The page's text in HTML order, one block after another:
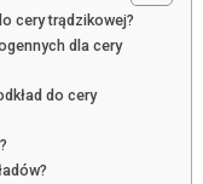
cery trądzikowej?
dla cery
do cery